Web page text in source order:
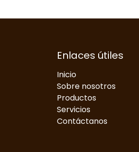
Enlaces útiles
Inicio
Sobre nosotros
Productos
Servicios
Contáctanos